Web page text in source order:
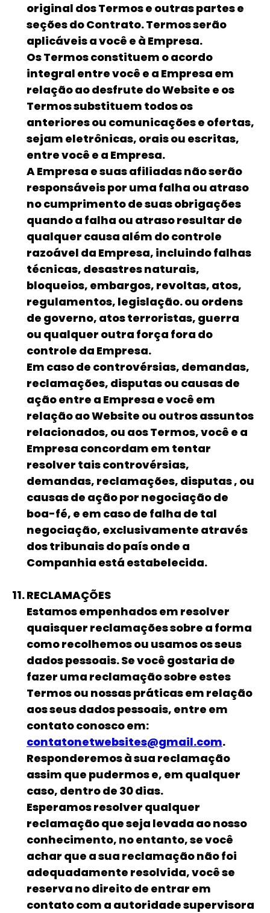
original dos Termos e outras partes e
seções do Contrato. Termos serão
aplicáveis a você e à Empresa.
Os Termos constituem o acordo
integral entre você e a Empresa em
relação ao desfrute do Website e os
Termos substituem todos os
anteriores ou comunicações e ofertas,
sejam eletrônicas, orais ou escritas,
entre você e a Empresa.
A Empresa e suas afiliadas não serão
responsáveis por uma falha ou atraso
no cumprimento de suas obrigações
quando a falha ou atraso resultar de
qualquer causa além do controle
razoável da Empresa, incluindo falhas
técnicas, desastres naturais,
bloqueios, embargos, revoltas, atos,
regulamentos, legislação. ou ordens
de governo, atos terroristas, guerra
ou qualquer outra força fora do
controle da Empresa.
Em caso de controvérsias, demandas,
reclamações, disputas ou causas de
ação entre a Empresa e você em
relação ao Website ou outros assuntos
relacionados, ou aos Termos, você e a
Empresa concordam em tentar
resolver tais controvérsias,
demandas, reclamações, disputas , ou
causas de ação por negociação de
boa-fé, e em caso de falha de tal
negociação, exclusivamente através
dos tribunais do país onde a
Companhia está estabelecida.
RECLAMAÇÕES
Estamos empenhados em resolver
quaisquer reclamações sobre a forma
como recolhemos ou usamos os seus
dados pessoais. Se você gostaria de
fazer uma reclamação sobre estes
Termos ou nossas práticas em relação
aos seus dados pessoais, entre em
contato conosco em:
contatonetwebsites@gmail.com.
Responderemos à sua reclamação
assim que pudermos e, em qualquer
caso, dentro de 30 dias.
Esperamos resolver qualquer
reclamação que seja levada ao nosso
conhecimento, no entanto, se você
achar que a sua reclamação não foi
adequadamente resolvida, você se
reserva no direito de entrar em
contato com a autoridade supervisora